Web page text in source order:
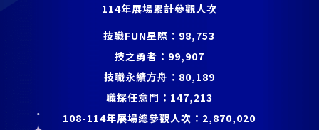
114年展場累計參觀人次
技職FUN星際： 98,753
技之勇者： 99,907
技職永續方舟： 80,189
職探任意門： 147,213
108-114年展場總參觀人次： 2,870,020